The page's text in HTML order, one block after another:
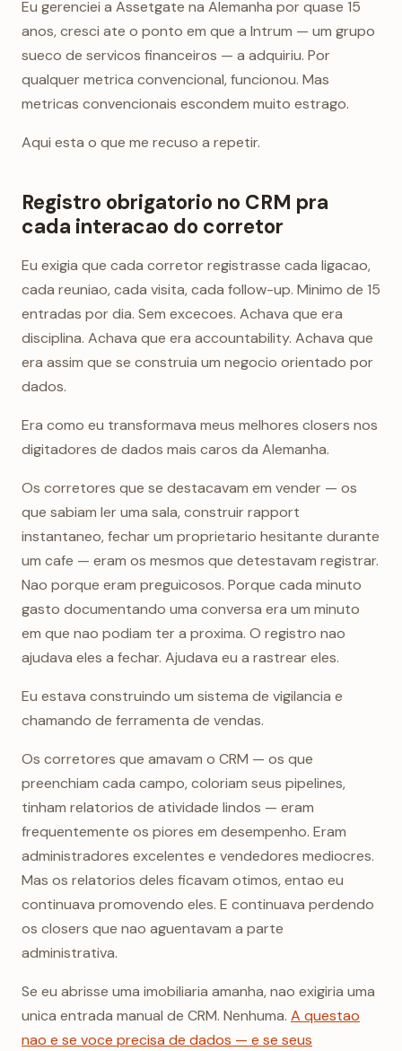
Eu gerenciei a Assetgate na Alemanha por quase 15
anos, cresci ate o ponto em que a Intrum — um grupo
sueco de servicos financeiros — a adquiriu. Por
qualquer metrica convencional, funcionou. Mas
metricas convencionais escondem muito estrago.
Aqui esta o que me recuso a repetir.
Registro obrigatorio no CRM pra
cada interacao do corretor
Eu exigia que cada corretor registrasse cada ligacao,
cada reuniao, cada visita, cada follow-up. Minimo de 15
entradas por dia. Sem excecoes. Achava que era
disciplina. Achava que era accountability. Achava que
era assim que se construia um negocio orientado por
dados.
Era como eu transformava meus melhores closers nos
digitadores de dados mais caros da Alemanha.
Os corretores que se destacavam em vender — os
que sabiam ler uma sala, construir rapport
instantaneo, fechar um proprietario hesitante durante
um cafe — eram os mesmos que detestavam registrar.
Nao porque eram preguicosos. Porque cada minuto
gasto documentando uma conversa era um minuto
em que nao podiam ter a proxima. O registro nao
ajudava eles a fechar. Ajudava eu a rastrear eles.
Eu estava construindo um sistema de vigilancia e
chamando de ferramenta de vendas.
Os corretores que amavam o CRM — os que
preenchiam cada campo, coloriam seus pipelines,
tinham relatorios de atividade lindos — eram
frequentemente os piores em desempenho. Eram
administradores excelentes e vendedores mediocres.
Mas os relatorios deles ficavam otimos, entao eu
continuava promovendo eles. E continuava perdendo
os closers que nao aguentavam a parte
administrativa.
Se eu abrisse uma imobiliaria amanha, nao exigiria uma
unica entrada manual de CRM. Nenhuma. A questao
nao e se voce precisa de dados — e se seus